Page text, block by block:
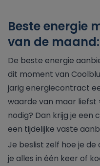
Beste energie
van de
De beste energie
dit moment van
jarig energiecontract
waarde van maar liefst
nodig? Dan krijg je een
een tijdelijke vaste
Je beslist zelf hoe je
je alles in één keer of